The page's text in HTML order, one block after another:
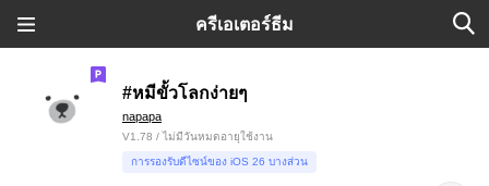
ครีเอเตอร์ธีม
#หมีขั้วโลกง่ายๆ
napapa
V1.78 / ไม่มีวันหมดอายุใช้งาน
การรองรับดีไซน์ของ iOS 26 บางส่วน